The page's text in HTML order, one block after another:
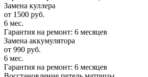
Замена куллера
от 1500 руб.
6 мес.
Гарантия на ремонт: 6 месяцев
Замена аккумулятора
от 990 руб.
6 мес.
Гарантия на ремонт: 6 месяцев